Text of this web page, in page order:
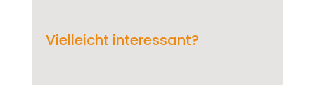
Vielleicht interessant?